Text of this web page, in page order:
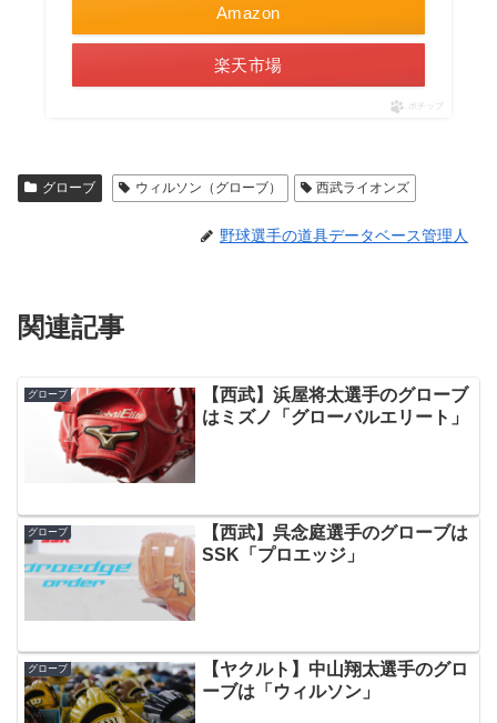
Amazon
楽天市場
ポチップ
グローブ ウィルソン（グローブ） 西武ライオンズ
野球選手の道具データベース管理人
関連記事
グローブ
【西武】浜屋将太選手のグローブ
はミズノ「グローバルエリート」
グローブ
【西武】呉念庭選手のグローブは
SSK「プロエッジ」
グローブ
【ヤクルト】中山翔太選手のグロ
ーブは「ウィルソン」